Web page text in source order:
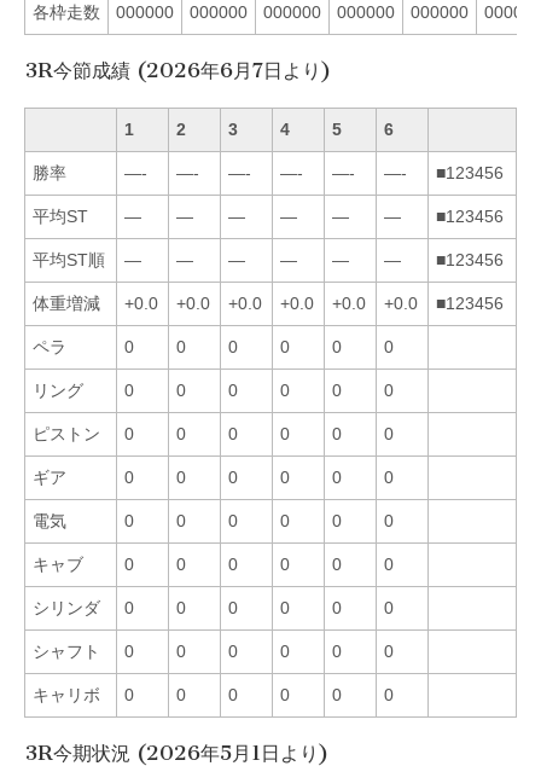
各枠走数 000000 000000 000000 000000 000000 000000
3R今節成績 (2026年6月7日より)
1 2 3 4 5 6
勝率 —- —- —- —- —- —- ■123456
平均ST — — — — — — ■123456
平均ST順 — — — — — — ■123456
体重増減 +0.0 +0.0 +0.0 +0.0 +0.0 +0.0 ■123456
ペラ 0 0 0 0 0 0
リング 0 0 0 0 0 0
ピストン 0 0 0 0 0 0
ギア 0 0 0 0 0 0
電気 0 0 0 0 0 0
キャブ 0 0 0 0 0 0
シリンダ 0 0 0 0 0 0
シャフト 0 0 0 0 0 0
キャリボ 0 0 0 0 0 0
3R今期状況 (2026年5月1日より)